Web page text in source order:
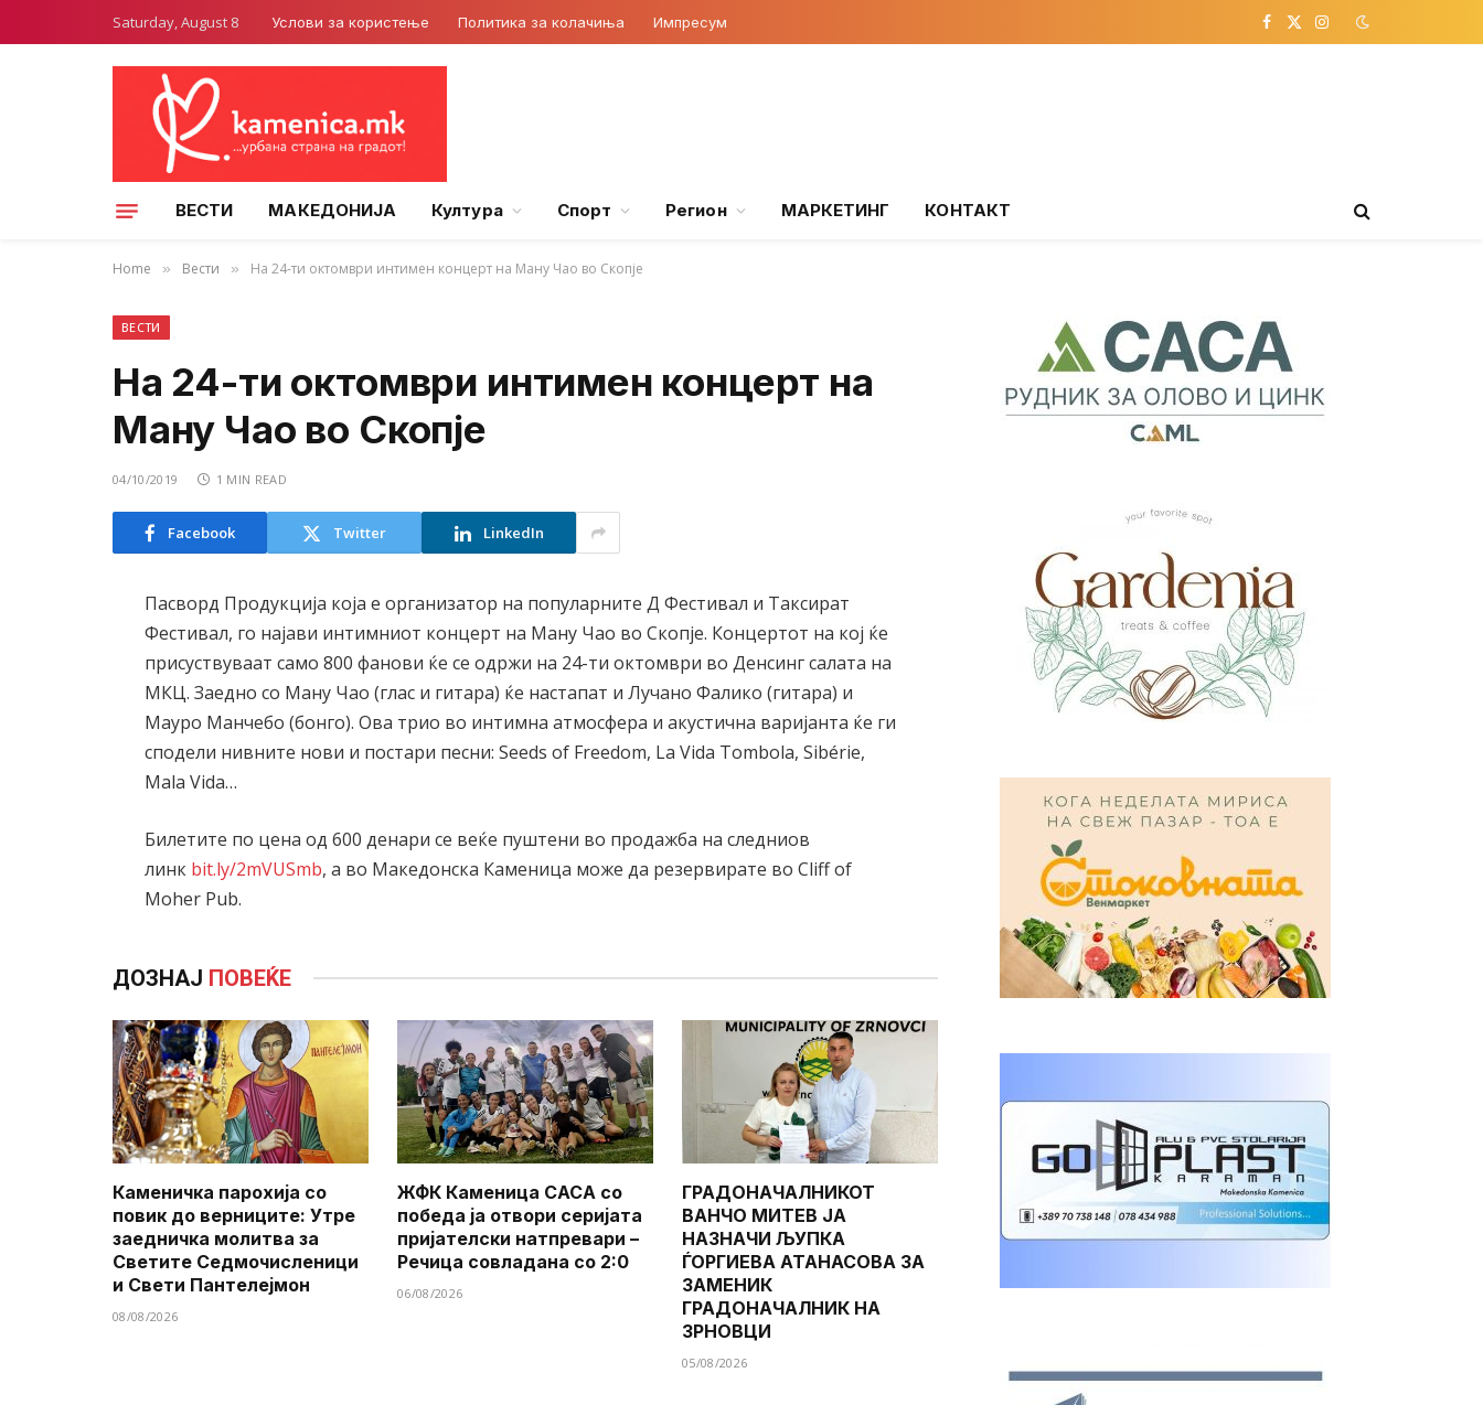
Saturday, August 8 Услови за користење Политика за колачиња Импресум Facebook
X
Instagram
ВЕСТИ МАКЕДОНИЈА Култура Спорт Регион МАРКЕТИНГ КОНТАКТ
Home » Вести » На 24-ти октомври интимен концерт на Ману Чао во Скопје
ВЕСТИ
На 24-ти октомври интимен концерт на
Ману Чао во Скопје
04/10/2019 1 MIN READ
Facebook Twitter LinkedIn
Пасворд Продукција која е организатор на популарните Д Фестивал и Таксират
Фестивал, го најави интимниот концерт на Ману Чао во Скопје. Концертот на кој ќе
присуствуваат само 800 фанови ќе се одржи на 24-ти октомври во Денсинг салата на
МКЦ. Заедно со Ману Чао (глас и гитара) ќе настапат и Лучано Фалико (гитара) и
Мауро Манчебо (бонго). Ова трио во интимна атмосфера и акустична варијанта ќе ги
сподели нивните нови и постари песни: Seeds of Freedom, La Vida Tombola, Sibérie,
Mala Vida…
Билетите по цена од 600 денари се веќе пуштени во продажба на следниов
линк bit.ly/2mVUSmb, а во Македонска Каменица може да резервирате во Cliff of
Moher Pub.
ДОЗНАЈ ПОВЕЌЕ
Каменичка парохија со
повик до верниците: Утре
заедничка молитва за
Светите Седмочисленици
и Свети Пантелејмон
08/08/2026
ЖФК Каменица САСА со
победа ја отвори серијата
пријателски натпревари –
Речица совладана со 2:0
06/08/2026
ГРАДОНАЧАЛНИКОТ
ВАНЧО МИТЕВ ЈА
НАЗНАЧИ ЉУПКА
ЃОРГИЕВА АТАНАСОВА ЗА
ЗАМЕНИК
ГРАДОНАЧАЛНИК НА
ЗРНОВЦИ
05/08/2026